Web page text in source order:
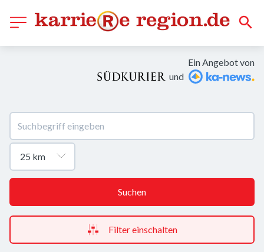
Ein Angebot von
und
Suchen
Filter einschalten